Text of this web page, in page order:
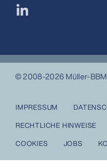
© 2008-2026 Müller-
IMPRESSUM
RECHTLICHE HINWEISE
COOKIES
JOBS